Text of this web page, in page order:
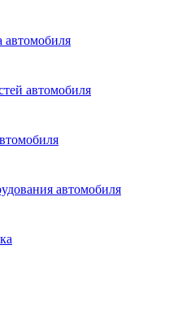
автомобиля
автомобиля
автомобиля